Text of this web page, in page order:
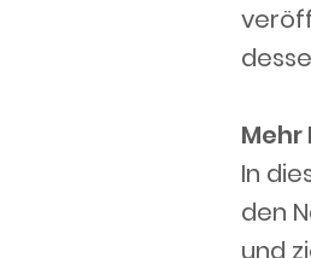
Mehr
In
den
und